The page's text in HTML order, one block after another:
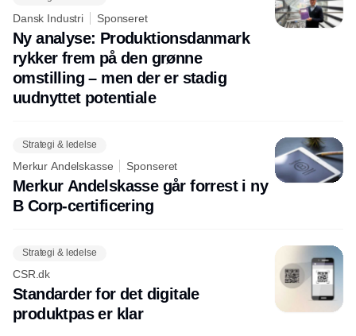
Dansk Industri Sponseret
Ny analyse: Produktionsdanmark
rykker frem på den grønne
omstilling – men der er stadig
uudnyttet potentiale
Strategi & ledelse
Merkur Andelskasse Sponseret
Merkur Andelskasse går forrest i ny
B Corp-certificering
Strategi & ledelse
CSR.dk
Standarder for det digitale
produktpas er klar